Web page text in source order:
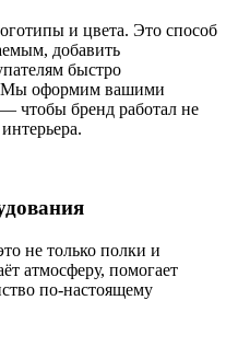
и цвета. Это способ
добавить
быстро
Мы оформим вашими
чтобы бренд работал не
не только полки и
атмосферу, помогает
по-настоящему